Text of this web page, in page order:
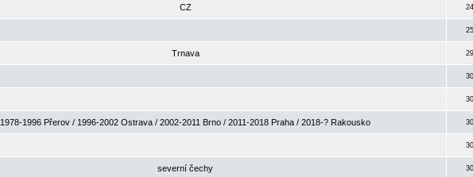
CZ
Trnava
1978-1996 Přerov / 1996-2002 Ostrava / 2002-2011 Brno / 2011-2018 Praha / 2018-? Rakousko
severní čechy